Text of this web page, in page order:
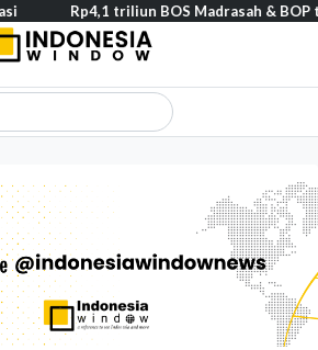
Rp4,1 triliun BOS Madrasah & BOP tahap II